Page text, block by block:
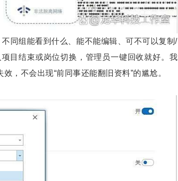
同组能看到什么、能不能编辑、可不可以复制/
目结束或岗位切换，管理员一键回收就好。我
，不会出现“前同事还能翻旧资料”的尴尬。